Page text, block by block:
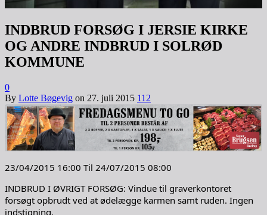
INDBRUD FORSØG I JERSIE KIRKE
OG ANDRE INDBRUD I SOLRØD
KOMMUNE
0
By Lotte Bøgevig on 27. juli 2015 112
23/04/2015 16:00 Til 24/07/2015 08:00
INDBRUD I ØVRIGT FORSØG: Vindue til graverkontoret
forsøgt opbrudt ved at ødelægge karmen samt ruden. Ingen
indstigning.